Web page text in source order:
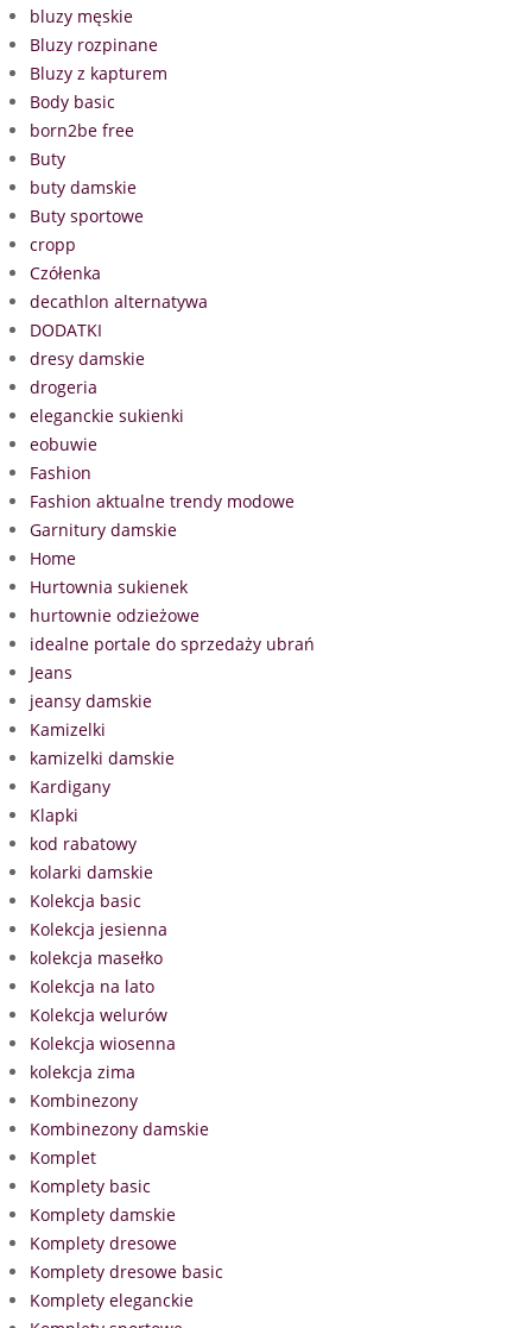
bluzy męskie
Bluzy rozpinane
Bluzy z kapturem
Body basic
born2be free
Buty
buty damskie
Buty sportowe
cropp
Czółenka
decathlon alternatywa
DODATKI
dresy damskie
drogeria
eleganckie sukienki
eobuwie
Fashion
Fashion aktualne trendy modowe
Garnitury damskie
Home
Hurtownia sukienek
hurtownie odzieżowe
idealne portale do sprzedaży ubrań
Jeans
jeansy damskie
Kamizelki
kamizelki damskie
Kardigany
Klapki
kod rabatowy
kolarki damskie
Kolekcja basic
Kolekcja jesienna
kolekcja masełko
Kolekcja na lato
Kolekcja welurów
Kolekcja wiosenna
kolekcja zima
Kombinezony
Kombinezony damskie
Komplet
Komplety basic
Komplety damskie
Komplety dresowe
Komplety dresowe basic
Komplety eleganckie